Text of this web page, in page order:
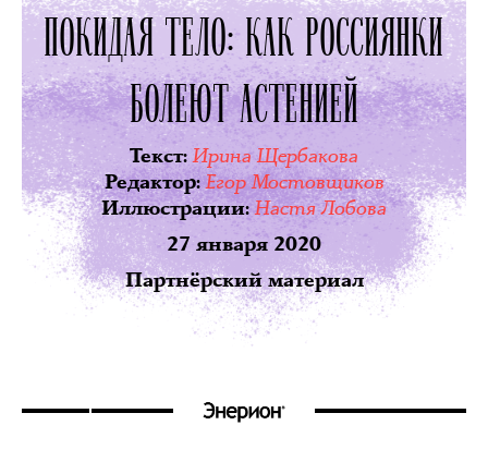
ПОКИДАЯ ТЕЛО: КАК РОССИЯНКИ
БОЛЕЮТ АСТЕНИЕЙ
Текст:Ирина Щербакова
Редактор:Егор Мостовщиков
Иллюстрации:Настя Лобова
27 января 2020
Партнёрский материал